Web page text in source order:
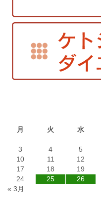
月 火 水
3
4 5
10
11 12
17
18 19
24
25 26
« 3月